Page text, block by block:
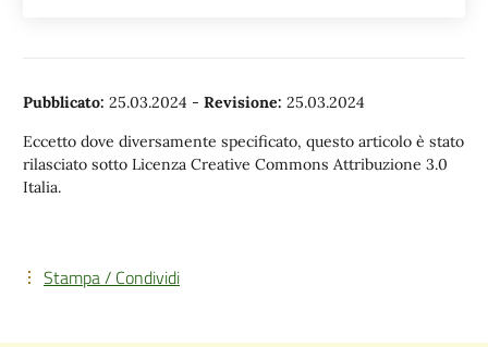
Pubblicato: 25.03.2024 - Revisione: 25.03.2024
Eccetto dove diversamente specificato, questo articolo è stato
rilasciato sotto Licenza Creative Commons Attribuzione 3.0
Italia.
Stampa / Condividi